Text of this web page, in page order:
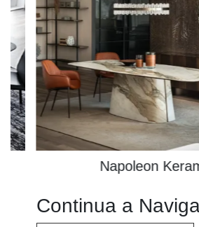
Napoleon
Continua a